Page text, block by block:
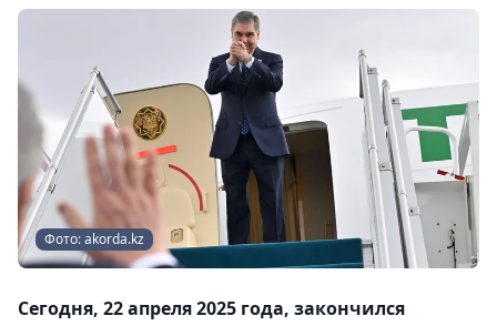
Фото: akorda.kz
Сегодня, 22 апреля 2025 года, закончился